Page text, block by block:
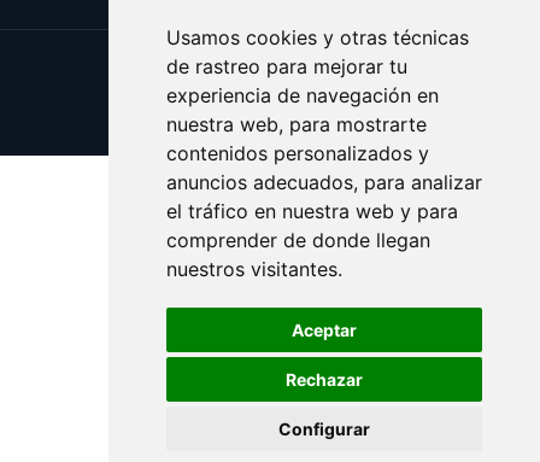
Usamos cookies y otras técnicas
de rastreo para mejorar tu
experiencia de navegación en
nuestra web, para mostrarte
contenidos personalizados y
anuncios adecuados, para analizar
el tráfico en nuestra web y para
comprender de donde llegan
nuestros visitantes.
Aceptar
Rechazar
Configurar
Update cookies preferences
Copyright © 2025 websport.es